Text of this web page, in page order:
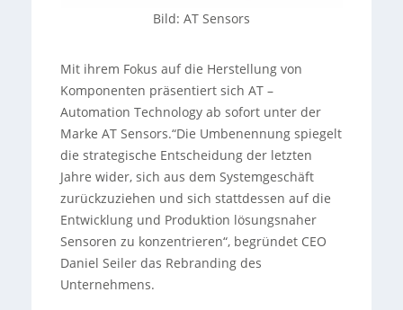
Bild: AT Sensors
Mit ihrem Fokus auf die Herstellung von
Komponenten präsentiert sich AT –
Automation Technology ab sofort unter der
Marke AT Sensors.“Die Umbenennung spiegelt
die strategische Entscheidung der letzten
Jahre wider, sich aus dem Systemgeschäft
zurückzuziehen und sich stattdessen auf die
Entwicklung und Produktion lösungsnaher
Sensoren zu konzentrieren“, begründet CEO
Daniel Seiler das Rebranding des
Unternehmens.